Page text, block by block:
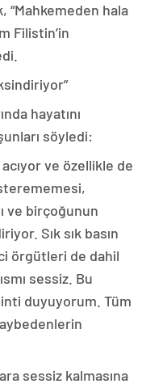
“Mahkemeden hala
Filistin’in
hayatını
söyledi:
ve özellikle de
ve birçoğunun
Sık sık basın
örgütleri de dahil
sessiz. Bu
duyuyorum. Tüm
sessiz kalmasına